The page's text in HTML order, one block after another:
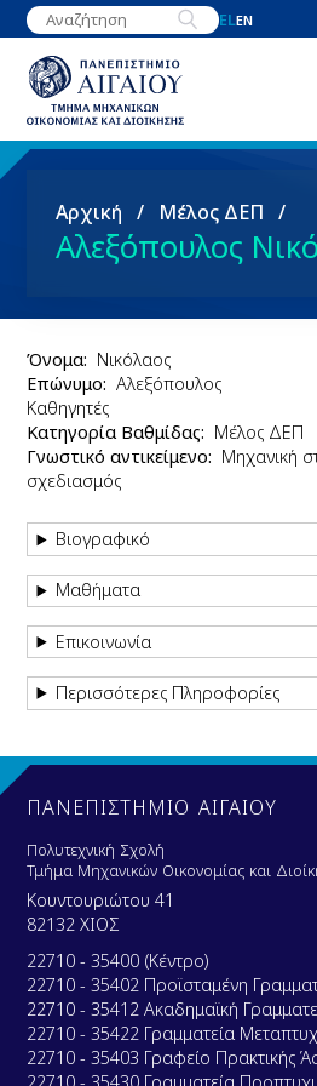
Παράκαμψη
προς
κυρίως
περιεχόμενο
ELEN
Breadcrumb
Αρχική Μέλος ΔΕΠ
Αλεξόπουλος
Όνομα
Νικόλαος
Επώνυμο Αλεξόπουλος
Καθηγητές
Κατηγορία Βαθμίδας
Μέλος ΔΕΠ
Γνωστικό αντικείμενο
Mηχανική
σχεδιασμός
Βιογραφικό
Μαθήματα
Επικοινωνία
Περισσότερες Πληροφορίες
ΠΑΝΕΠΙΣΤΗΜΙΟ ΑΙΓΑΙΟΥ
Πολυτεχνική Σχολή
Τμήμα Μηχανικών Οικονομίας και
Κουντουριώτου 41
82132 ΧΙΟΣ
22710 - 35400 (Κέντρο)
22710 - 35402 Προϊσταμένη
22710 - 35412 Ακαδημαϊκή
22710 - 35422 Γραμματεία
22710 - 35403 Γραφείο Πρακτικής